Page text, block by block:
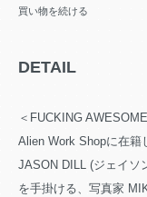
買い物を続ける
DETAIL
＜FUCKING
Alien Work Shopに在籍
JASON DILL (ジェイソ
を手掛ける、写真家